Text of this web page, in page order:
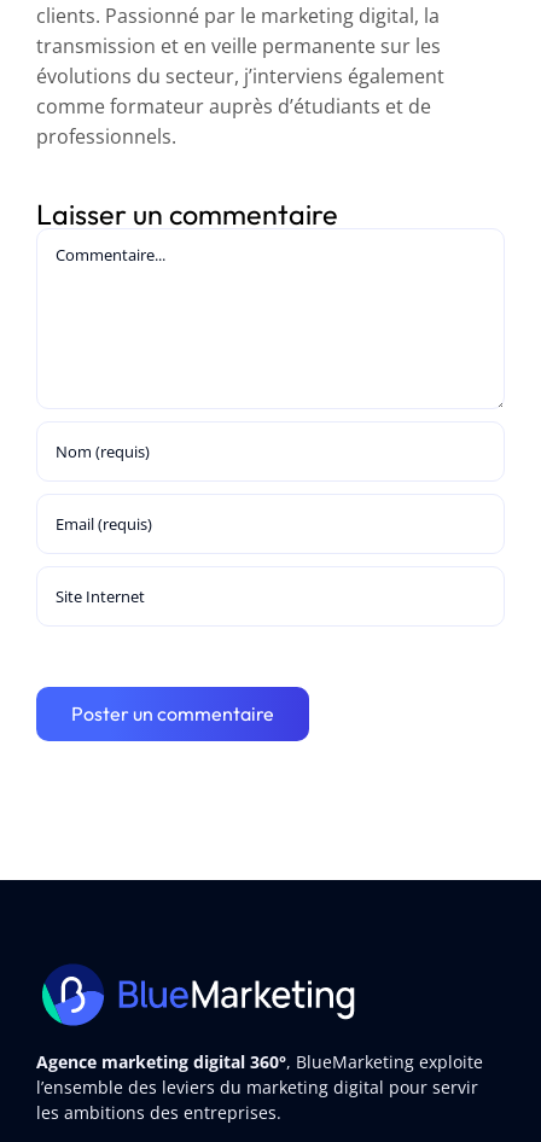
clients. Passionné par le marketing digital, la
transmission et en veille permanente sur les
évolutions du secteur, j’interviens également
comme formateur auprès d’étudiants et de
professionnels.
Laisser un commentaire
Agence marketing digital 360°, BlueMarketing exploite
l’ensemble des leviers du marketing digital pour servir
les ambitions des entreprises.